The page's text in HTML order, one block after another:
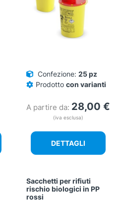
Confezione: 25 pz
Prodotto con varianti
A partire da: 28,00 €
(iva esclusa)
DETTAGLI
Sacchetti per rifiuti
rischio biologici in PP
rossi